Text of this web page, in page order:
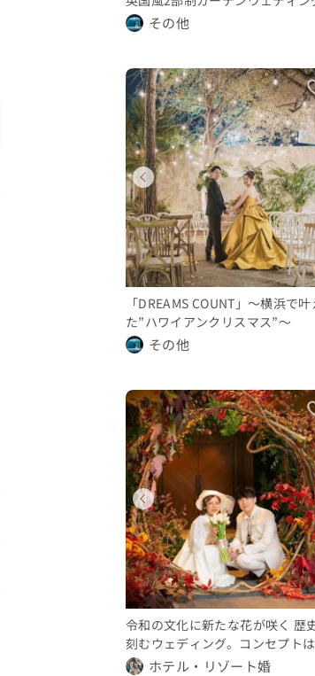
その他
ウェディング
神奈川県
450 〜 500 万円
「DREAMS COUNT」～横浜で叶
た”ハワイアンクリスマス”～
その他
ウェディング
神奈川県
500 〜 600 万円
ウェディング
神奈川県
350 〜 400 万円
ウェディング
神奈川県
300 〜 350 万円
令和の文化に新たな花が咲く 歴
刻むウェディング。コンセプト
和の文明開花』
ホテル・リゾート婚
ウェディング
神奈川県
150 〜 200 万円
ウェディング
神奈川県
30 〜 50 万円